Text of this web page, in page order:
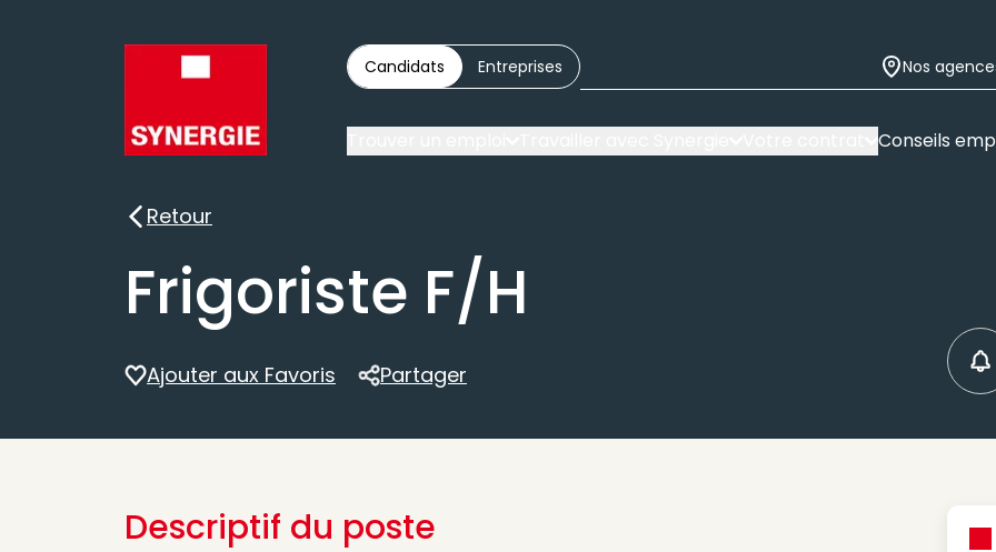
Candidats Entreprises Nos
Conseils
Retour
Retour
Frigoriste F/H
Ajouter aux Favoris
Partager
Partager
Descriptif du poste